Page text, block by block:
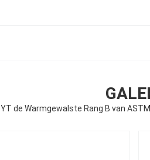
de Warmgewalste Rang B van